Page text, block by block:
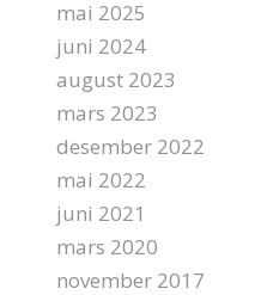
mai 2025
juni 2024
august 2023
mars 2023
desember 2022
mai 2022
juni 2021
mars 2020
november 2017